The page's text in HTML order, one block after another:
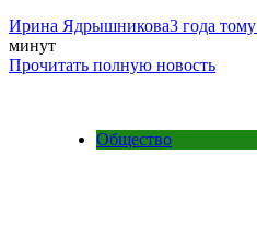
Ирина Ядрышникова3 года
минут
Прочитать полную новость
Общество